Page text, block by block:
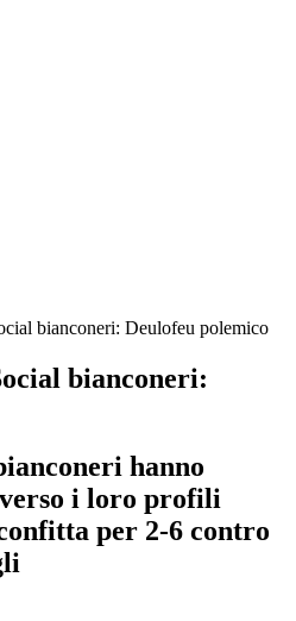
bianconeri: Deulofeu polemico
bianconeri:
hanno
i loro profili
per 2-6 contro